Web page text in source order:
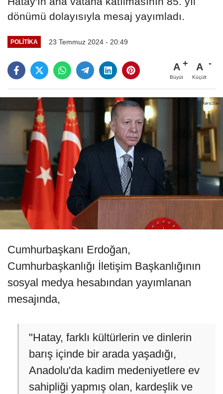
dönümü dolayısıyla mesaj yayımladı.
POLITIKA 23 Temmuz 2024 - 20:49
A
Büyüt
A
Küçült
Cumhurbaşkanı Erdoğan,
Cumhurbaşkanlığı İletişim Başkanlığının
sosyal medya hesabından yayımlanan
mesajında,
"Hatay, farklı kültürlerin ve dinlerin
barış içinde bir arada yaşadığı,
Anadolu'da kadim medeniyetlere ev
sahipliği yapmış olan, kardeşlik ve